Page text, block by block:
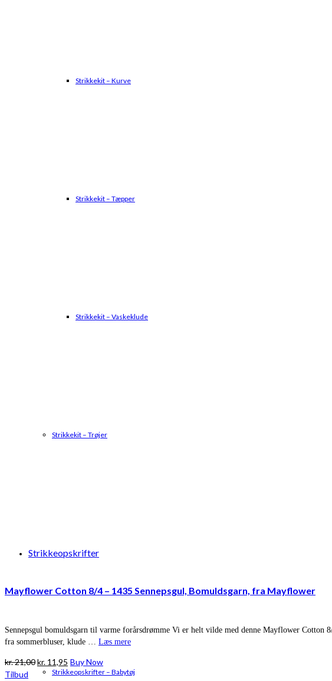
Strikkekit – Kurve
Strikkekit – Tæpper
Strikkekit – Vaskeklude
Strikkekit – Trøjer
Strikkeopskrifter
Strikkeopskrifter – Babytøj
Mayflower Cotton 8/4 – 1435 Sennepsgul, Bomuldsgarn, fra Mayflower
Sennepsgul bomuldsgarn til varme forårsdrømme Vi er helt vilde med denne Mayflower
fra sommerbluser, klude … Læs mere
kr.21,00Den
oprindelige
kr. 11,95 Den
aktuelle
Buy Now
Tilbud